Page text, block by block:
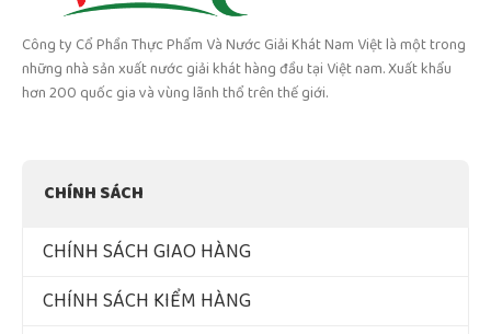
Công ty Cổ Phần Thực Phẩm Và Nước Giải Khát Nam Việt là một trong
những nhà sản xuất nước giải khát hàng đầu tại Việt nam. Xuất khẩu
hơn 200 quốc gia và vùng lãnh thổ trên thế giới.
CHÍNH SÁCH
CHÍNH SÁCH GIAO HÀNG
CHÍNH SÁCH KIỂM HÀNG